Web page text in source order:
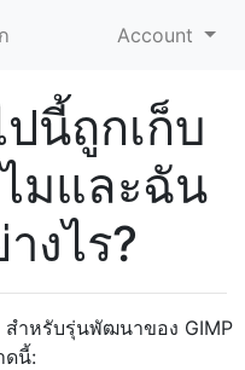
Account
นี้ถูกเก็บ
มและฉัน
งไร?
สำหรับรุ่นพัฒนาของ GIMP
ดนี้: